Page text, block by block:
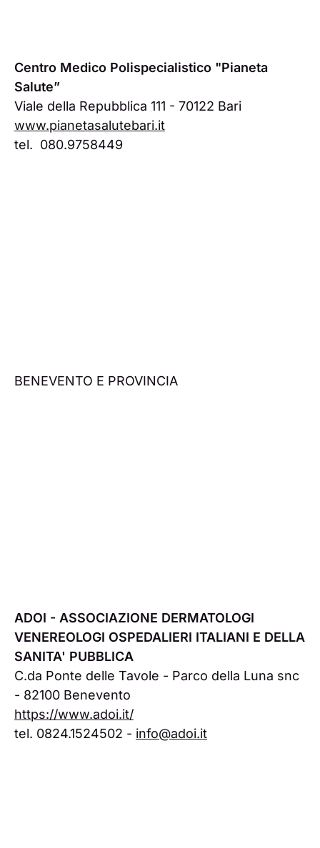
Centro Medico Polispecialistico "Pianeta
Salute”
Viale della Repubblica 111 - 70122 Bari
www.pianetasalutebari.it
tel. 080.9758449
BENEVENTO E PROVINCIA
ADOI - ASSOCIAZIONE DERMATOLOGI
VENEREOLOGI OSPEDALIERI ITALIANI E DELLA
SANITA' PUBBLICA
C.da Ponte delle Tavole - Parco della Luna snc
- 82100 Benevento
https://www.adoi.it/
tel. 0824.1524502 - info@adoi.it